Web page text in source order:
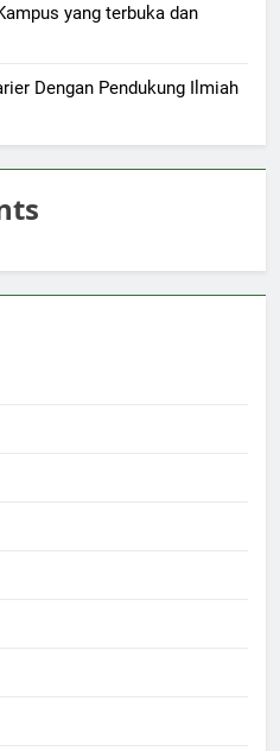
yang terbuka dan
Dengan Pendukung Ilmiah